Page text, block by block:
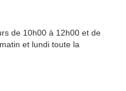
de 10h00 à 12h00 et de
et lundi toute la